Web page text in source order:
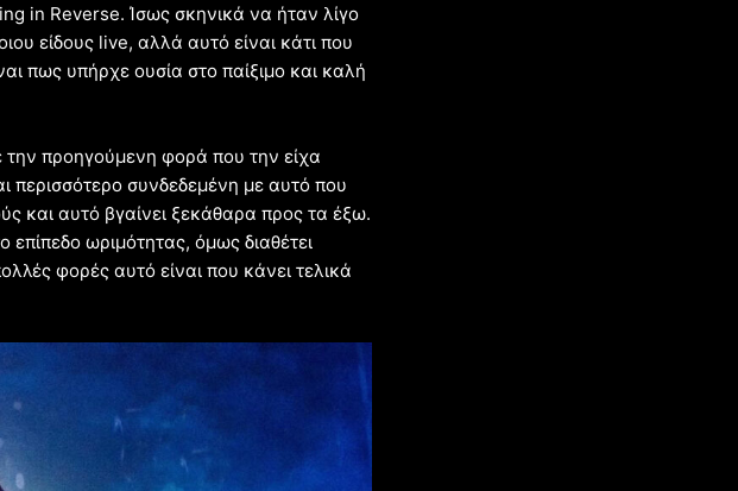
in Reverse. Ίσως σκηνικά να ήταν λίγο
είδους live, αλλά αυτό είναι κάτι που
πως υπήρχε ουσία στο παίξιμο και καλή
προηγούμενη φορά που την είχα
περισσότερο συνδεδεμένη με αυτό που
και αυτό βγαίνει ξεκάθαρα προς τα έξω.
ωριμότητας, όμως διαθέτει
φορές αυτό είναι που κάνει τελικά